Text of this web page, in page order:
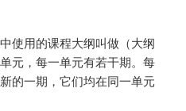
使用的课程大纲叫做（大纲
元，每一单元有若干期。每
的一期，它们均在同一单元